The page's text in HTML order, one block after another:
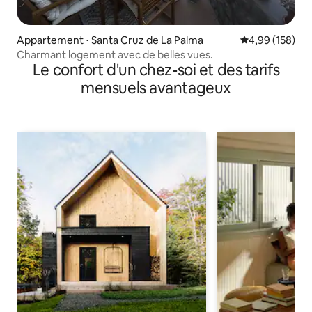
Appartement ⋅ Santa Cruz de La Palma Évaluation
4,99 (158)
Charmant logement avec de belles vues.
Le confort d'un chez-soi et des tarifs
mensuels avantageux